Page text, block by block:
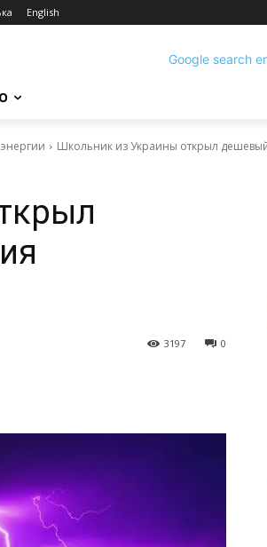
English
Школьник из Украины открыл
0
3197